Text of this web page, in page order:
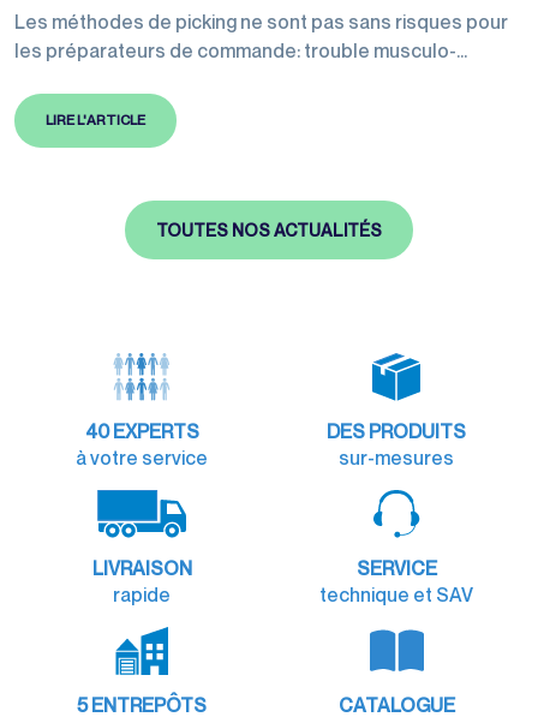
Les méthodes de picking ne sont pas sans risques pour
les préparateurs de commande: trouble musculo-
LIRE L'ARTICLE
TOUTES NOS ACTUALITÉS
40 EXPERTS
à votre service
DES PRODUITS
sur-mesures
LIVRAISON
rapide
SERVICE
technique et SAV
5 ENTREPÔTS
CATALOGUE